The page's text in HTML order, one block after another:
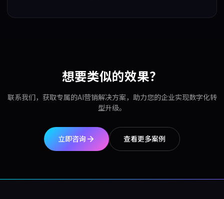
想要类似的效果？
联系我们，获取专属的AI营销解决方案，助力您的企业实现数字化转
型升级。
立即咨询 查看更多案例